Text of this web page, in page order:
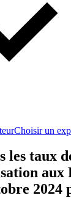
Choisir un
les taux
aux
2024